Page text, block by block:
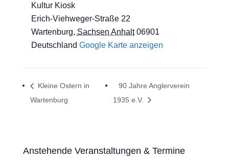
Kultur Kiosk
Erich-Viehweger-Straße 22
Wartenburg, Sachsen Anhalt 06901
Deutschland Google Karte anzeigen
Kleine Ostern in
Wartenburg
90 Jahre Anglerverein
1935 e.V.
Anstehende Veranstaltungen & Termine